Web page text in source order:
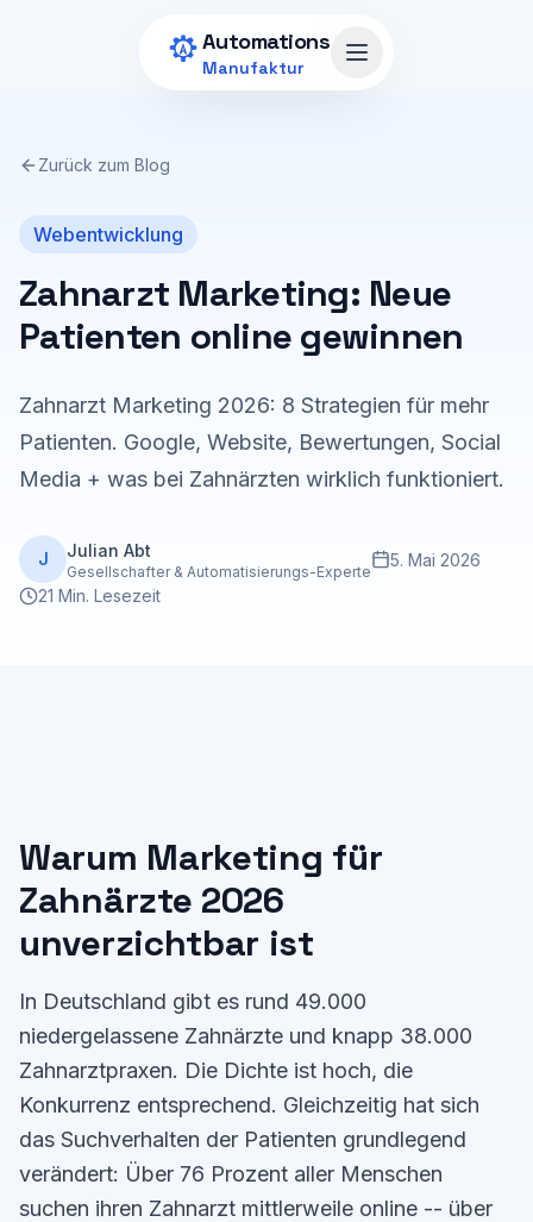
Automations
Manufaktur Menü öffnen
Zurück zum Blog
Webentwicklung
Zahnarzt Marketing: Neue
Patienten online gewinnen
Zahnarzt Marketing 2026: 8 Strategien für mehr
Patienten. Google, Website, Bewertungen, Social
Media + was bei Zahnärzten wirklich funktioniert.
J Julian Abt
Gesellschafter & Automatisierungs-Experte
5. Mai 2026
21 Min. Lesezeit
Warum Marketing für
Zahnärzte 2026
unverzichtbar ist
In Deutschland gibt es rund 49.000
niedergelassene Zahnärzte und knapp 38.000
Zahnarztpraxen. Die Dichte ist hoch, die
Konkurrenz entsprechend. Gleichzeitig hat sich
das Suchverhalten der Patienten grundlegend
verändert: Über 76 Prozent aller Menschen
suchen ihren Zahnarzt mittlerweile online -- über